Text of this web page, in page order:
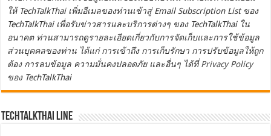
ให้ TechTalkThai เพิ่มอีเมลของท่านเข้าสู่ Email Subscription List ของ
TechTalkThai เพื่อรับข่าวสารและบริการต่างๆ ของ TechTalkThai ใน
อนาคต ท่านสามารถดูรายละเอียดเกี่ยวกับการจัดเก็บและการใช้ข้อมูล
ส่วนบุคคลของท่าน ได้แก่ การเข้าถึง การเก็บรักษา การปรับข้อมูลให้ถูก
ต้อง การลบข้อมูล ความมั่นคงปลอดภัย และอื่นๆ ได้ที่Privacy Policy
ของ TechTalkThai
TechTalkThai LINE